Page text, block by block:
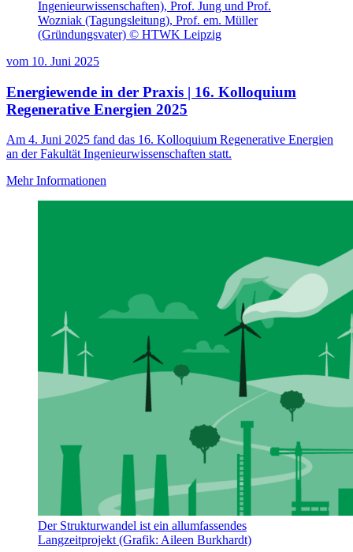
Ingenieurwissenschaften), Prof. Jung und Prof.
Wozniak (Tagungsleitung), Prof. em. Müller
(Gründungsvater) © HTWK Leipzig
vom 10. Juni 2025
Energiewende in der Praxis | 16. Kolloquium
Regenerative Energien 2025
Am 4. Juni 2025 fand das 16. Kolloquium Regenerative Energien
an der Fakultät Ingenieurwissenschaften statt.
Mehr Informationen
Der Strukturwandel ist ein allumfassendes
Langzeitprojekt (Grafik: Aileen Burkhardt)